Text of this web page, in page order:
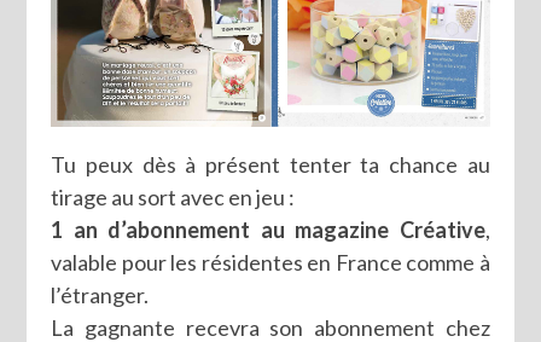
Tu peux dès à présent tenter ta chance au
tirage au sort avec en jeu :
1 an d’abonnement au magazine Créative,
valable pour les résidentes en France comme à
l’étranger.
La gagnante recevra son abonnement chez